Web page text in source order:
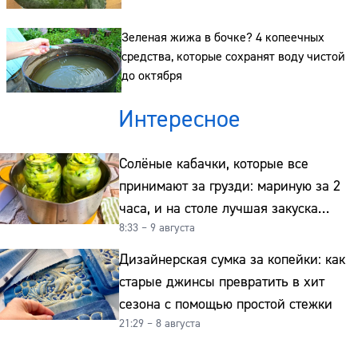
Зеленая жижа в бочке? 4 копеечных
средства, которые сохранят воду чистой
до октября
Интересное
Солёные кабачки, которые все
принимают за грузди: мариную за 2
часа, и на столе лучшая закуска
к картошке
8:33 – 9 августа
Дизайнерская сумка за копейки: как
старые джинсы превратить в хит
сезона с помощью простой стежки
21:29 – 8 августа